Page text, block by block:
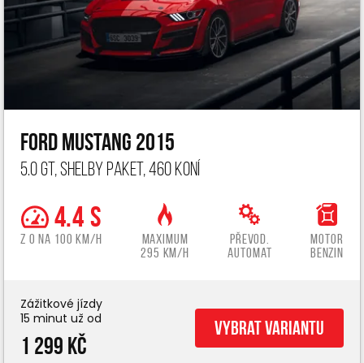
Ford Mustang 2015
5.0 GT, Shelby paket, 460 koní
4.4 s
z 0 na 100 km/h
Maximum
295 km/h
Převod.
automat
Motor
benzin
Zážitkové jízdy
15 minut už od
1 299 Kč
Vybrat variantu